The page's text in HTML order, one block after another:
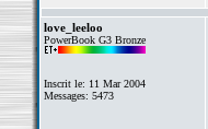
love_leeloo
PowerBook G3 Bronze
Inscrit le: 11 Mar 2004
Messages: 5473